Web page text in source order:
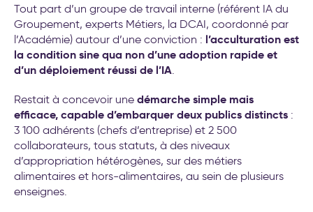
Tout part d’un groupe de travail interne (référent IA du
Groupement, experts Métiers, la DCAI, coordonné par
l’Académie) autour d’une conviction : l’acculturation est
la condition sine qua non d’une adoption rapide et
d’un déploiement réussi de l’IA.
Restait à concevoir une démarche simple mais
efficace, capable d’embarquer deux publics distincts :
3 100 adhérents (chefs d’entreprise) et 2 500
collaborateurs, tous statuts, à des niveaux
d’appropriation hétérogènes, sur des métiers
alimentaires et hors-alimentaires, au sein de plusieurs
enseignes.